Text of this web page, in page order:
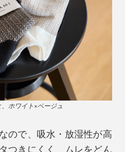
ホワイト×ベージュ
ので、吸水・放湿性が高
つきにくく、ムレをどん